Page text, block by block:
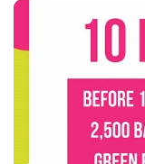
ระลึก สำหรับนักเดิน
คัดสรรและเข้าใจถึงค
รู้จริง ในทุกความต้
• นางเมขลา - คาแร